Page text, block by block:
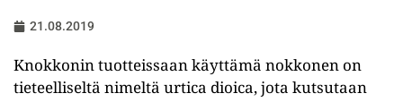
21.08.2019
Knokkonin tuotteissaan käyttämä nokkonen on
tieteelliseltä nimeltä urtica dioica, jota kutsutaan